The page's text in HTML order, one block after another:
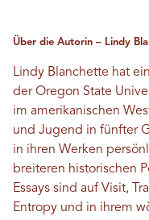
Über die Autorin – Lindy
Lindy Blanchette hat
der Oregon State
im amerikanischen
und Jugend in fünfter
in ihren Werken
breiteren historischen
Essays sind auf Visit,
Entropy und in ihrem